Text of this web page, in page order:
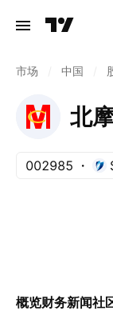
市场 中国
北
002985
概览财务新闻社